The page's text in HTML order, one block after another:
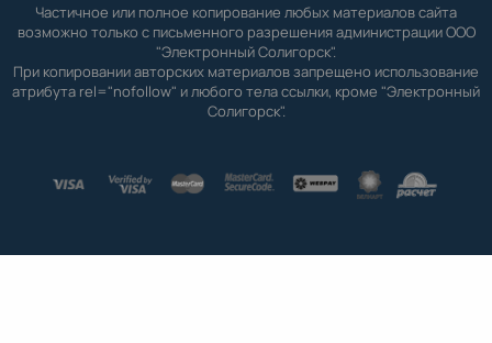
Частичное или полное копирование любых материалов сайта
возможно только с письменного разрешения администрации ООО
"Электронный Солигорск".
При копировании авторских материалов запрещено использование
атрибута rel="nofollow" и любого тела ссылки, кроме "Электронный
Солигорск".